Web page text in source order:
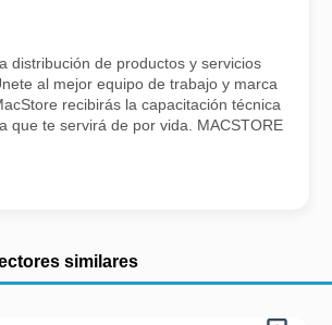
distribución de productos y servicios
al mejor equipo de trabajo y marca
recibirás la capacitación técnica
que te servirá de por vida. MACSTORE
similares